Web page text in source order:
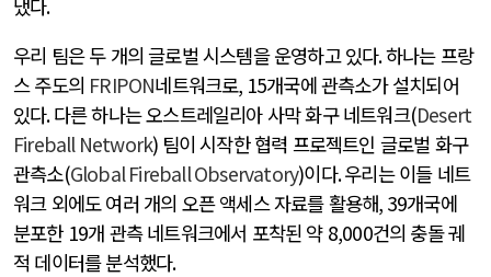
냈다.
우리 팀은 두 개의 글로벌 시스템을 운영하고 있다.하나는 프랑
스 주도의 FRIPON네트워크로, 15개국에 관측소가 설치되어
있다.다른 하나는 오스트레일리아 사막 화구 네트워크(Desert
Fireball Network) 팀이 시작한 협력 프로젝트인 글로벌 화구
관측소(Global Fireball Observatory)이다.우리는 이들 네트
워크 외에도 여러 개의 오픈 액세스 자료를 활용해, 39개국에
분포한 19개 관측 네트워크에서 포착된 약 8,000건의 충돌 궤
적 데이터를 분석했다.